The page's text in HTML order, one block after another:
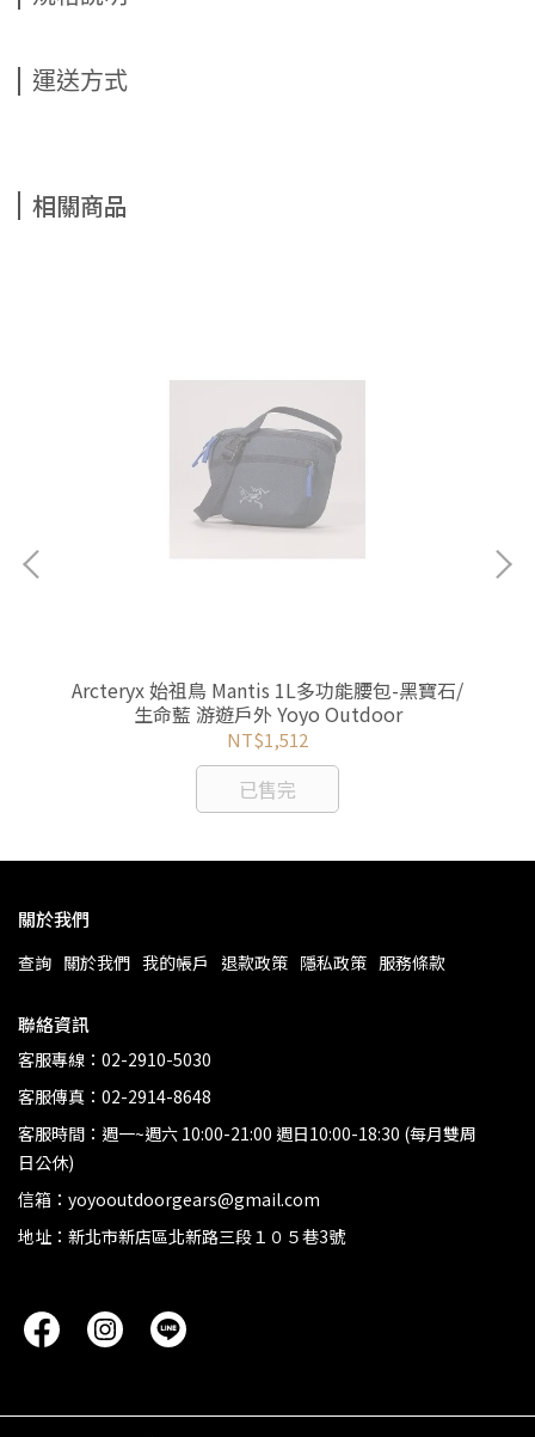
運送方式
相關商品
Arcteryx 始祖鳥 Mantis 1L多功能腰包-黑寶石/
生命藍 游遊戶外 Yoyo Outdoor
NT$1,512
已售完
關於我們
查詢 關於我們 我的帳戶 退款政策 隱私政策 服務條款
聯絡資訊
客服專線：02-2910-5030
客服傳真：02-2914-8648
客服時間：週一~週六 10:00-21:00 週日10:00-18:30 (每月雙周
日公休)
信箱：yoyooutdoorgears@gmail.com
地址：新北市新店區北新路三段１０５巷3號